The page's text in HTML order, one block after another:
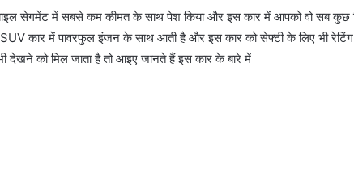
सेगमेंट में सबसे कम कीमत के साथ पेश किया और इस कार में आपको वो सब कुछ
कार में पावरफुल इंजन के साथ आती है और इस कार को सेफ्टी के लिए भी रेटिंग
देखने को मिल जाता है तो आइए जानते हैं इस कार के बारे में